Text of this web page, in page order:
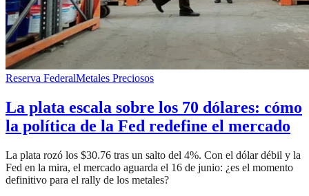
Reserva FederalMetales Preciosos
La plata escala sobre los 70 dólares: cómo
la política de la Fed redefine el mercado
La plata rozó los $30.76 tras un salto del 4%. Con el dólar débil y la
Fed en la mira, el mercado aguarda el 16 de junio: ¿es el momento
definitivo para el rally de los metales?